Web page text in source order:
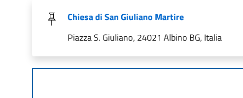
Chiesa di San Giuliano Martire
Piazza S. Giuliano, 24021 Albino BG, Italia